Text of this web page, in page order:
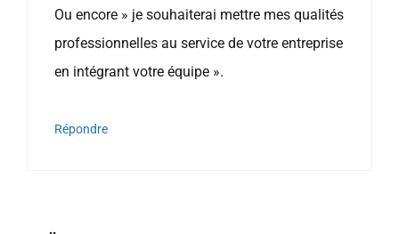
Ou encore » je souhaiterai mettre mes qualités
professionnelles au service de votre entreprise
en intégrant votre équipe ».
Répondre